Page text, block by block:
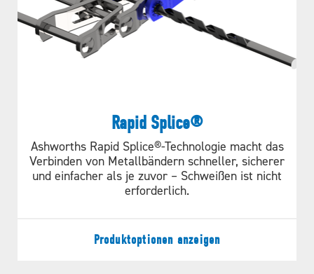
Rapid Splice®
Ashworths Rapid Splice®-Technologie macht das
Verbinden von Metallbändern schneller, sicherer
und einfacher als je zuvor – Schweißen ist nicht
erforderlich.
Produktoptionen anzeigen